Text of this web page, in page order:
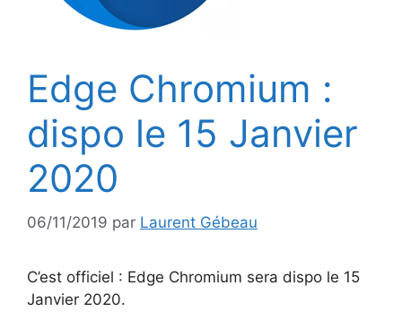
Edge Chromium :
dispo le 15 Janvier
2020
06/11/2019 par Laurent Gébeau
C’est officiel : Edge Chromium sera dispo le 15
Janvier 2020.